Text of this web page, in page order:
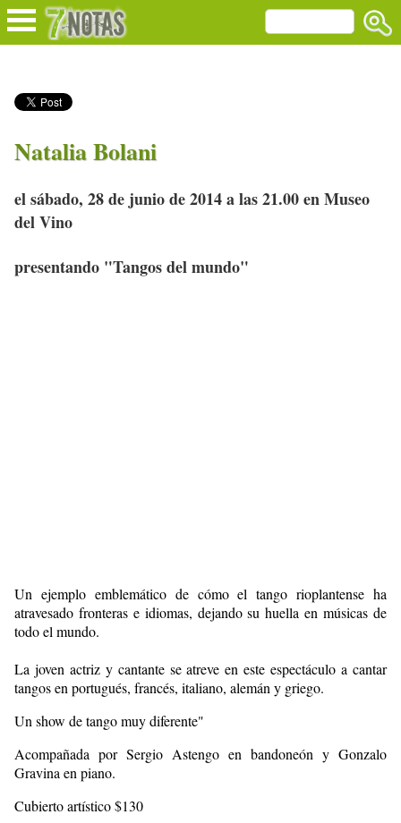
Natalia Bolani
el sábado, 28 de junio de 2014 a las 21.00 en Museo
del Vino
presentando "Tangos del mundo"
Un ejemplo emblemático de cómo el tango rioplantense ha
atravesado fronteras e idiomas, dejando su huella en músicas de
todo el mundo.
La joven actriz y cantante se atreve en este espectáculo a cantar
tangos en portugués, francés, italiano, alemán y griego.
Un show de tango muy diferente"
Acompañada por Sergio Astengo en bandoneón y Gonzalo
Gravina en piano.
Cubierto artístico $130